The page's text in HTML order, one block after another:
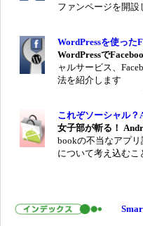
ファンページを開設
WordPressを使った
WordPressで
ャルサービス、
法を紹介します
これぞソーシャル
女子部が斬る！
bookの不当なアプ
について考え込む